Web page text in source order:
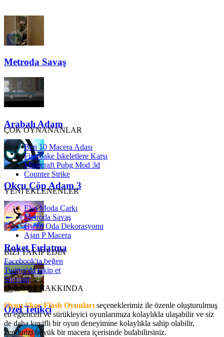
Metroda Savaş
Arabalı Adam
Okçu Çöp Adam 3
Roket Fırlatma
Özel Tetikçi
ÇOK OYNANANLAR
Ben 10 Macera Adası
Finn Jake İskeletlere Karşı
Minecraft Pubg Mod 3d
Counter Strike
YENİ EKLENENLER
Elsa Moda Çarkı
Metroda Savaş
Gwen Oda Dekorasyonu
Ajan P Macera
BİZİ TAKİP EDİN
Facebook'ta beğen
Twitter'da takip et
Sitemap
OyunSkor HAKKINDA
Oyun Skor Flash Oyunları seçeneklerimiz ile özenle oluşturulmuş
en eğlenceli ve sürükleyici oyunlarımıza kolaylıkla ulaşabilir ve siz
de daha keyifli bir oyun deneyimine kolaylıkla sahip olabilir,
kendinizi büyük bir macera içerisinde bulabilirsiniz.